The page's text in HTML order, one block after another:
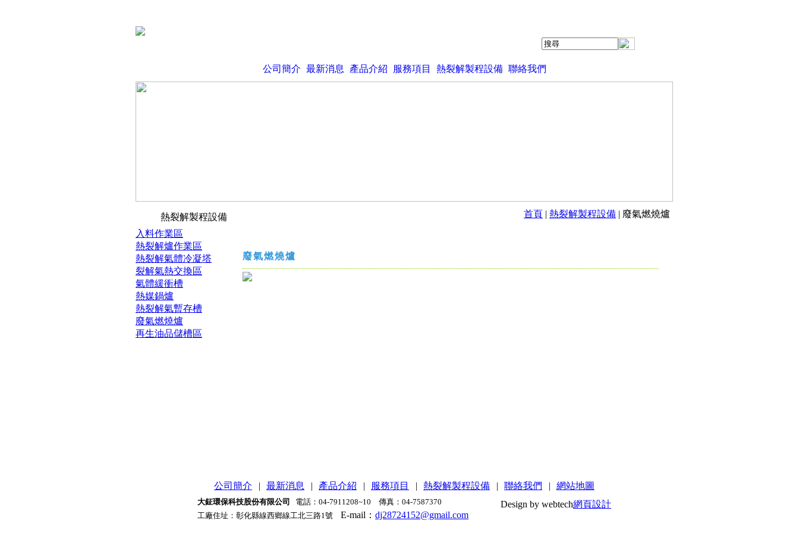
公司簡介 最新消息 產品介紹 服務項目 熱裂解製程設備 聯絡我們
熱裂解製程設備 首頁 | 熱裂解製程設備 | 廢氣燃燒爐
入料作業區
熱裂解爐作業區
熱裂解氣體冷凝塔
裂解氣熱交換區
氣體緩衝槽
熱媒鍋爐
熱裂解氣暫存槽
廢氣燃燒爐
再生油品儲槽區
廢氣燃燒爐
公司簡介 | 最新消息 | 產品介紹 | 服務項目 | 熱裂解製程設備 | 聯絡我們 | 網站地圖
大鉦環保科技股份有限公司
電話：04-7911208~10 傳真：04-7587370
工廠住址 ： 彰化縣線西鄉線工北三路1號 E-mail： dj28724152@gmail.com
Design by webtech網頁設計